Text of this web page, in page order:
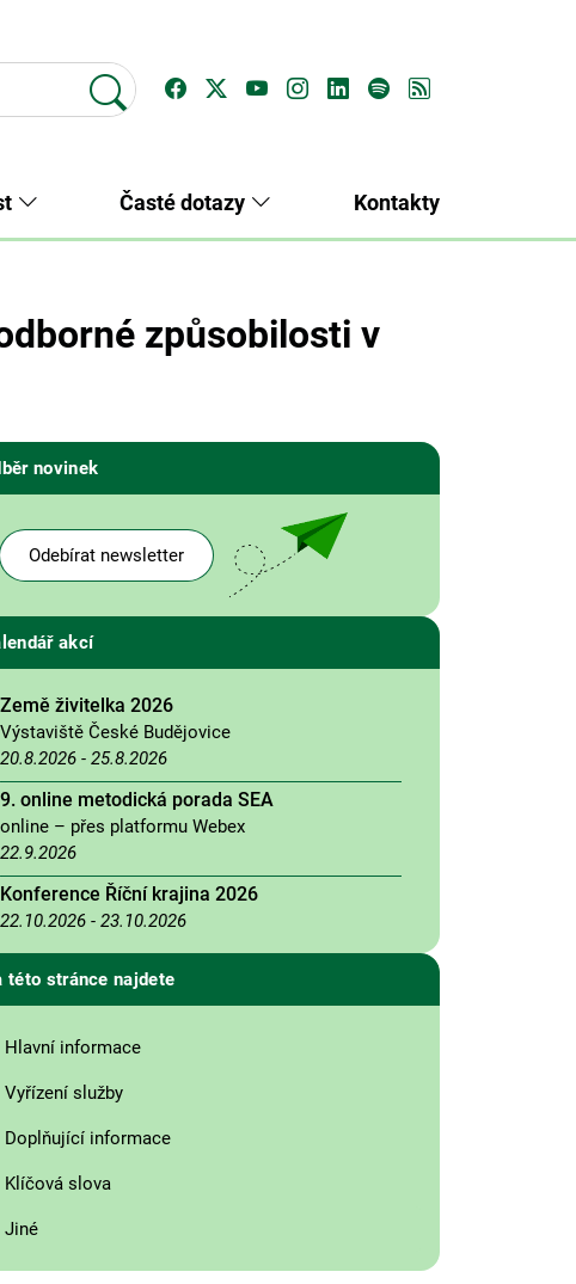
Časté dotazy Kontakty
způsobilosti v
novinek
Odebírat newsletter
akcí
Země živitelka 2026
Výstaviště České Budějovice
20.8.2026 - 25.8.2026
9. online metodická porada SEA
online – přes platformu Webex
22.9.2026
Konference Říční krajina 2026
22.10.2026 - 23.10.2026
této stránce najdete
Hlavní informace
Vyřízení služby
Doplňující informace
Klíčová slova
Jiné